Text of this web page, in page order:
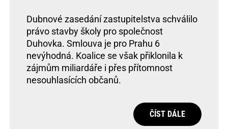
Dubnové zasedání zastupitelstva schválilo
právo stavby školy pro společnost
Duhovka. Smlouva je pro Prahu 6
nevýhodná. Koalice se však přiklonila k
zájmům miliardáře i přes přítomnost
nesouhlasících občanů.
ČÍST DÁLE